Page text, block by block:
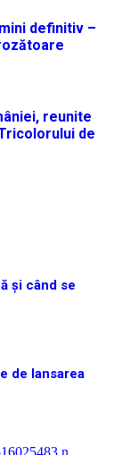
definitiv –
reunite
de
și când se
de lansarea